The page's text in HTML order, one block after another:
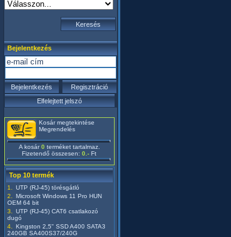
Bejelentkezés
Kosár megtekintése
Megrendelés
A kosár0 terméket tartalmaz.
Fizetendő összesen: 0.- Ft
Top 10 termék
UTP (RJ-45) törésgátló
Microsoft Windows 11 Pro HUN
OEM 64 bit
UTP (RJ-45) CAT6 csatlakozó
dugó
Kingston 2,5" SSD A400 SATA3
240GB SA400S37/240G